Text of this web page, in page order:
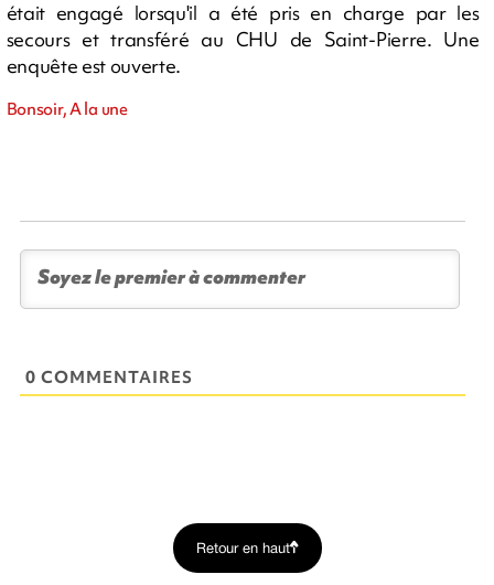
était engagé lorsqu'il a été pris en charge par les
secours et transféré au CHU de Saint-Pierre. Une
enquête est ouverte.
Bonsoir, A la une
0 COMMENTAIRES
Retour en haut